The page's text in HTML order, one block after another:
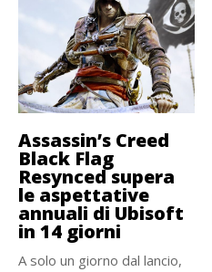
Assassin’s Creed
Black Flag
Resynced supera
le aspettative
annuali di Ubisoft
in 14 giorni
A solo un giorno dal lancio,